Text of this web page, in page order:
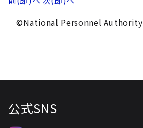
©National Personnel Authority
公式SNS